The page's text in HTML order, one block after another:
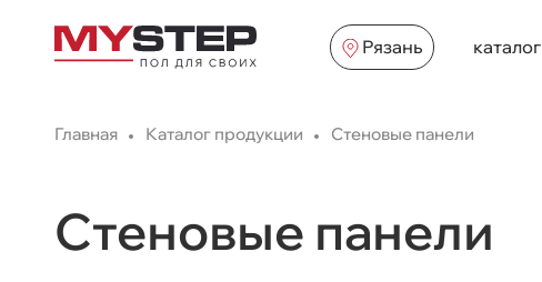
Рязань каталог
Главная Каталог продукции Стеновые панели
Стеновые панели